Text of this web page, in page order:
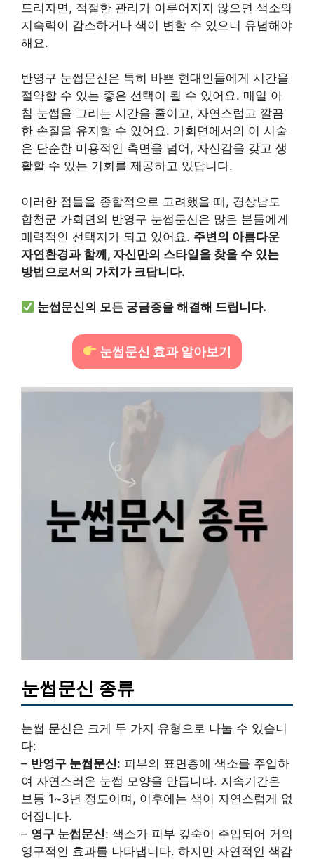
드리자면, 적절한 관리가 이루어지지 않으면 색소의
지속력이 감소하거나 색이 변할 수 있으니 유념해야
해요.
반영구 눈썹문신은 특히 바쁜 현대인들에게 시간을
절약할 수 있는 좋은 선택이 될 수 있어요. 매일 아
침 눈썹을 그리는 시간을 줄이고, 자연스럽고 깔끔
한 손질을 유지할 수 있어요. 가회면에서의 이 시술
은 단순한 미용적인 측면을 넘어, 자신감을 갖고 생
활할 수 있는 기회를 제공하고 있답니다.
이러한 점들을 종합적으로 고려했을 때, 경상남도
합천군 가회면의 반영구 눈썹문신은 많은 분들에게
매력적인 선택지가 되고 있어요. 주변의 아름다운
자연환경과 함께, 자신만의 스타일을 찾을 수 있는
방법으로서의 가치가 크답니다.
눈썹문신의 모든 궁금증을 해결해 드립니다.
눈썹문신 효과 알아보기
눈썹문신 종류
눈썹 문신은 크게 두 가지 유형으로 나눌 수 있습니
다:
– 반영구 눈썹문신: 피부의 표면층에 색소를 주입하
여 자연스러운 눈썹 모양을 만듭니다. 지속기간은
보통 1~3년 정도이며, 이후에는 색이 자연스럽게 없
어집니다.
– 영구 눈썹문신: 색소가 피부 깊숙이 주입되어 거의
영구적인 효과를 나타냅니다. 하지만 자연적인 색감